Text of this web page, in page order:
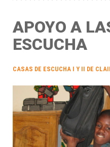
APOYO A
ESCUCHA
CASAS DE ESCUCHA I Y II DE